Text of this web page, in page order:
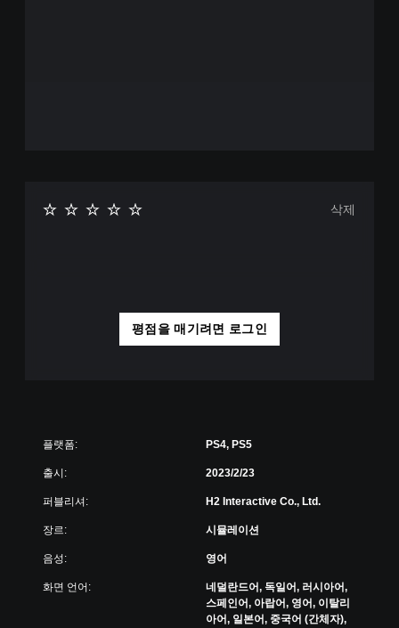
평점을 매기려면 로그인
삭제
플랫폼: PS4, PS5
출시: 2023/2/23
퍼블리셔: H2 Interactive Co., Ltd.
장르: 시뮬레이션
음성: 영어
화면 언어:
네덜란드어, 독일어, 러시아어,
스페인어, 아랍어, 영어, 이탈리
아어, 일본어, 중국어 (간체자),